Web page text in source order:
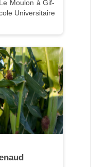
Moulon à Gif-
Universitaire